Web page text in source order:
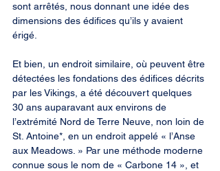
sont arrêtés, nous donnant une idée des
dimensions des édifices qu’ils y avaient
érigé.
Et bien, un endroit similaire, où peuvent être
détectées les fondations des édifices décrits
par les Vikings, a été découvert quelques
30 ans auparavant aux environs de
l’extrémité Nord de Terre Neuve, non loin de
St. Antoine*, en un endroit appelé « l’Anse
aux Meadows. » Par une méthode moderne
connue sous le nom de « Carbone 14 », et